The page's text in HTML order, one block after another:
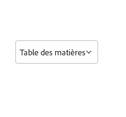
Table des matières